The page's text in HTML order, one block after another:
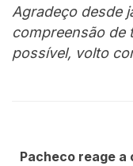
Agradeço desde
compreensão de
possível, volto
Pacheco reage a